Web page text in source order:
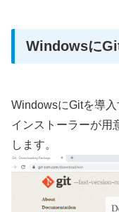
Windowsに
WindowsにGitを導入
インストーラーが用
します。